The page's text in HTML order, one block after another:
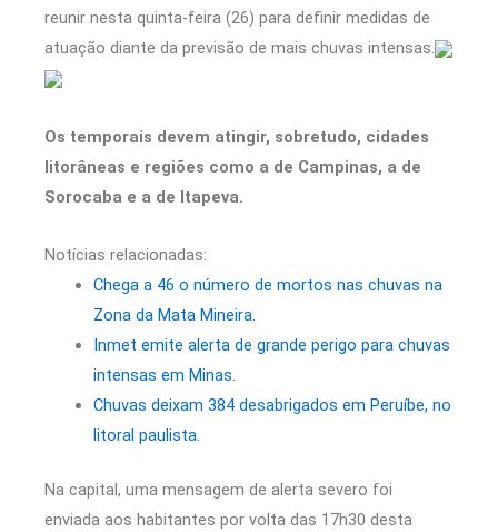
reunir nesta quinta-feira (26) para definir medidas de
atuação diante da previsão de mais chuvas intensas.
Os temporais devem atingir, sobretudo, cidades
litorâneas e regiões como a de Campinas, a de
Sorocaba e a de Itapeva.
Notícias relacionadas:
Chega a 46 o número de mortos nas chuvas na
Zona da Mata Mineira.
Inmet emite alerta de grande perigo para chuvas
intensas em Minas.
Chuvas deixam 384 desabrigados em Peruíbe, no
litoral paulista.
Na capital, uma mensagem de alerta severo foi
enviada aos habitantes por volta das 17h30 desta